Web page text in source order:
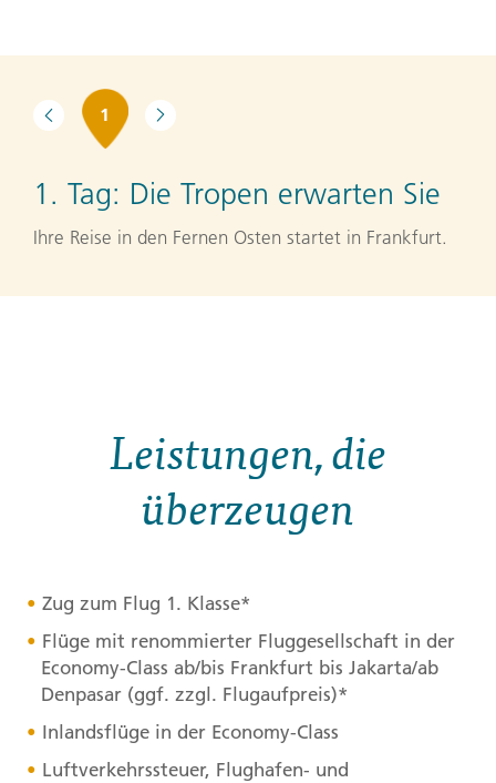
1
1. Tag: Die Tropen erwarten Sie
Ihre Reise in den Fernen Osten startet in Frankfurt.
Leistungen, die
überzeugen
Zug zum Flug 1. Klasse*
Flüge mit renommierter Fluggesellschaft in der
Economy-Class ab/bis Frankfurt bis Jakarta/ab
Denpasar (ggf. zzgl. Flugaufpreis)*
Inlandsflüge in der Economy-Class
Luftverkehrssteuer, Flughafen- und